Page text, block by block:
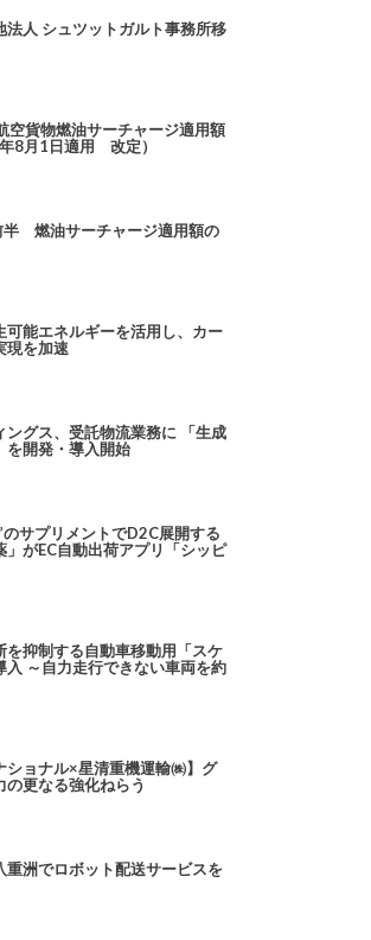
法人 シュツットガルト事務所移
空貨物燃油サーチャージ適用額
8月1日適用 改定）
燃油サーチャージ適用額の
可能エネルギーを活用し、カー
現を加速
ングス、受託物流業務に 「生成
を開発・導入開始
のサプリメントでD2C展開する
」がEC自動出荷アプリ「シッピ
を抑制する自動車移動用「スケ
入 ～自力走行できない車両を約
ショナル×星清重機運輸㈱】グ
更なる強化ねらう
重洲でロボット配送サービスを